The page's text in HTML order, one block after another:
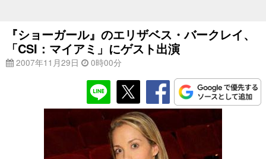
『ショーガール』のエリザベス・バークレイ、
「CSI：マイアミ」にゲスト出演
2007年11月29日 0時00分